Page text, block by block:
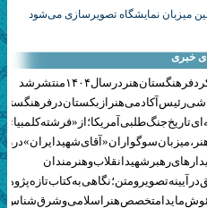
میزبان نمایشگاه تصویرسازی می‌شود
خبری
هنر در سال ۱۴۰۴ منتشر شد
رئیس آکادمی هنر ازبکستان در
تاریخ جنگ‌طلبی آمریکا؛ از «فرشته کلمبیا»
میزبان سوگواران «آقای شهید ایران» در
رهبر شهید انقلاب و هنرمندان
در آیینه تصویر و متن؛ نگاهی به کتاب تازه
مایدا متخصص هنر اسلامی و شرق‌شناس